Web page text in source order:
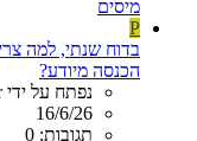
מיסים
P
בדוח שנתי, למה
הכנסה מיודע?
נפתח על ידי paskar
16/6/26
תגובות: 0